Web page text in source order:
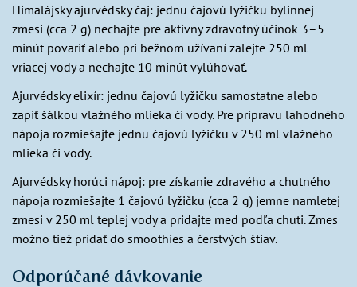
Himalájsky ajurvédsky čaj: jednu čajovú lyžičku bylinnej
zmesi (cca 2 g) nechajte pre aktívny zdravotný účinok 3–5
minút povariť alebo pri bežnom užívaní zalejte 250 ml
vriacej vody a nechajte 10 minút vylúhovať.
Ajurvédsky elixír: jednu čajovú lyžičku samostatne alebo
zapiť šálkou vlažného mlieka či vody. Pre prípravu lahodného
nápoja rozmiešajte jednu čajovú lyžičku v 250 ml vlažného
mlieka či vody.
Ajurvédsky horúci nápoj: pre získanie zdravého a chutného
nápoja rozmiešajte 1 čajovú lyžičku (cca 2 g) jemne namletej
zmesi v 250 ml teplej vody a pridajte med podľa chuti. Zmes
možno tiež pridať do smoothies a čerstvých štiav.
Odporúčané dávkovanie